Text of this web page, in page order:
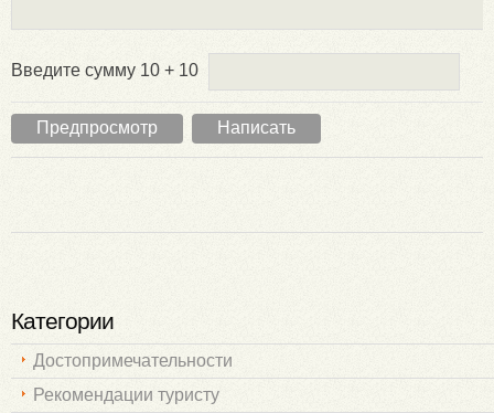
Введите сумму 10 + 10
Категории
Достопримечательности
Рекомендации туристу